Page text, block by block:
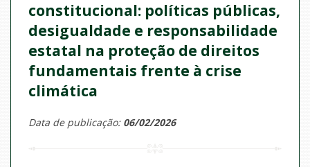
constitucional: políticas públicas,
desigualdade e responsabilidade
estatal na proteção de direitos
fundamentais frente à crise
climática
Data de publicação: 06/02/2026